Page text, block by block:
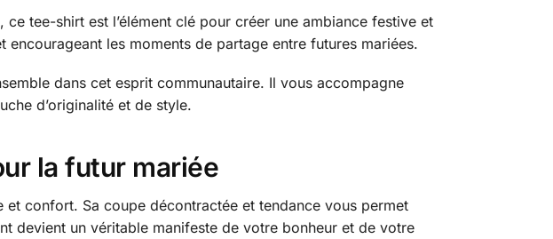
tee-shirt est l’élément clé pour créer une ambiance festive et
les moments de partage entre futures mariées.
dans cet esprit communautaire. Il vous accompagne
d’originalité et de style.
la futur mariée
confort. Sa coupe décontractée et tendance vous permet
devient un véritable manifeste de votre bonheur et de votre